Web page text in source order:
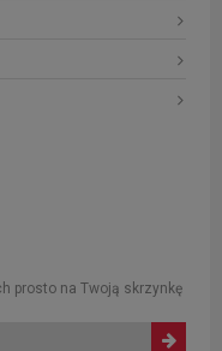
prosto na Twoją skrzynkę